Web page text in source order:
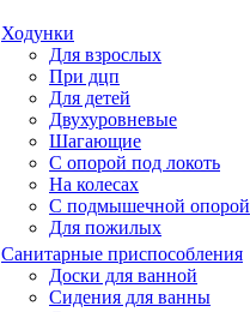
Ходунки
Для взрослых
При дцп
Для детей
Двухуровневые
Шагающие
С опорой под локоть
На колесах
С подмышечной опорой
Для пожилых
Санитарные приспособления
Доски для ванной
Сидения для ванны